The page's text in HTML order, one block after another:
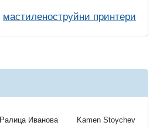
мастиленоструйни принтери
Ралица Иванова Kamen Stoychev